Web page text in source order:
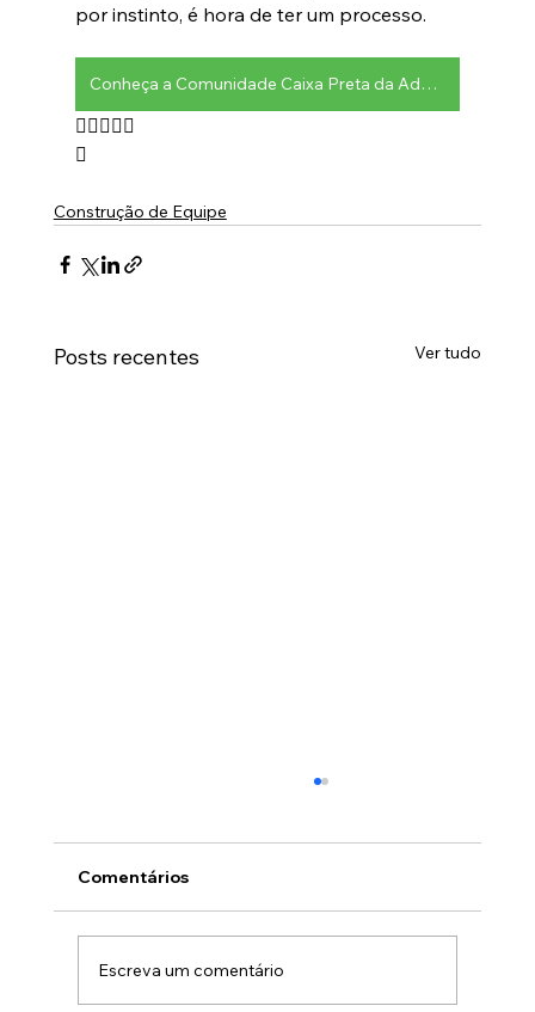
por instinto, é hora de ter um processo.
Conheça a Comunidade Caixa Preta da Advocacia


Construção de Equipe
Posts recentes Ver tudo
Comentários
Escreva um comentário